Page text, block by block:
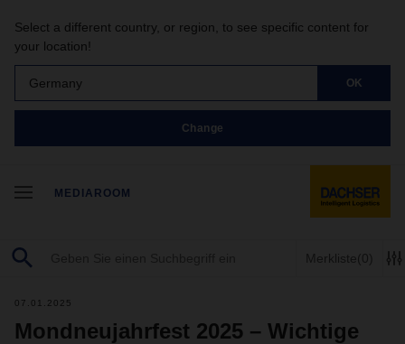
Select a different country, or region, to see specific content for
your location!
Germany OK
Change
MEDIAROOM
Merkliste(0)
07.01.2025
Mondneujahrfest 2025 – Wichtige